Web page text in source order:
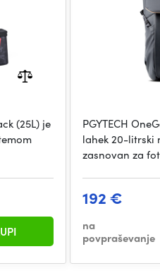
(25L) je
PGYTECH
lahek 20-litrski
zasnovan za
192 €
na
povpraševanje